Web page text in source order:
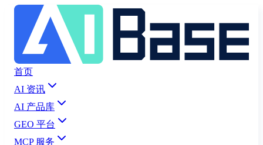
首页
AI 资讯
AI 产品库
GEO 平台
MCP 服务